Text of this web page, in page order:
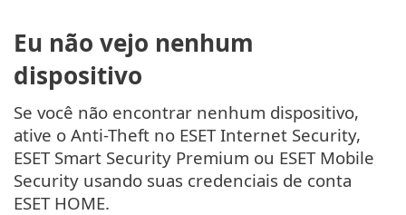
Eu não vejo nenhum
dispositivo
Se você não encontrar nenhum dispositivo,
ative o Anti-Theft no ESET Internet Security,
ESET Smart Security Premium ou ESET Mobile
Security usando suas credenciais de conta
ESET HOME.